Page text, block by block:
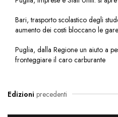
Bari, trasporto scolastico degli
aumento dei costi bloccano le
Puglia, dalla Regione un aiuto a
fronteggiare il caro carburante
Edizioni precedenti